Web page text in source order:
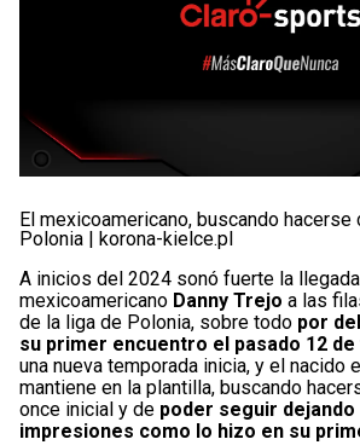
El mexicoamericano, buscando hacerse
Polonia | korona-kielce.pl
A inicios del 2024 sonó fuerte la
mexicoamericano Danny Trejo a las
de la liga de Polonia, sobre todo por
su primer encuentro el pasado 12
una nueva temporada inicia, y el nacido
mantiene en la plantilla, buscando
once inicial y de poder seguir
impresiones como lo hizo en su